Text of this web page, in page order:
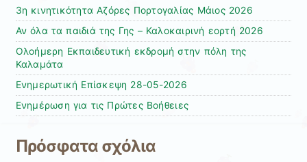
3η κινητικότητα Αζόρες Πορτογαλίας Μάιος 2026
Αν όλα τα παιδιά της Γης – Καλοκαιρινή εορτή 2026
Ολοήμερη Εκπαιδευτική εκδρομή στην πόλη της
Καλαμάτα
Ενημερωτική Επίσκεψη 28-05-2026
Ενημέρωση για τις Πρώτες Βοήθειες
Πρόσφατα σχόλια